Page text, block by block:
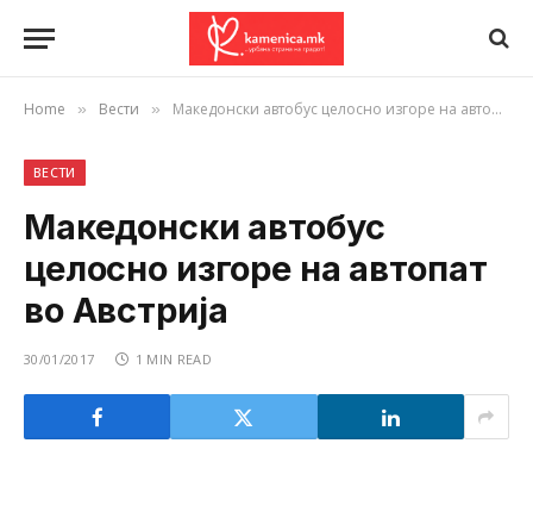
Home » Вести » Македонски автобус целосно изгоре на автопат во Австрија
ВЕСТИ
Македонски автобус
целосно изгоре на автопат
во Австрија
30/01/2017 1 MIN READ